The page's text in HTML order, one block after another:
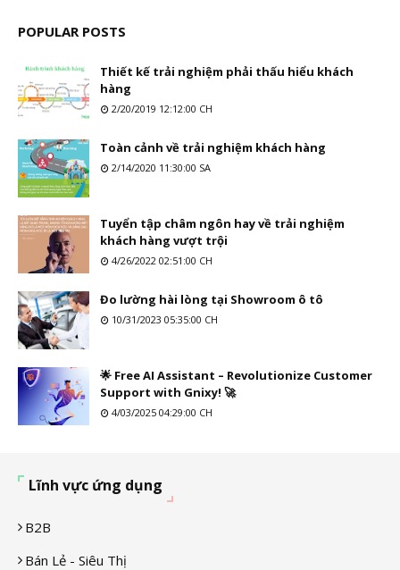
POPULAR POSTS
Thiết kế trải nghiệm phải thấu hiểu khách
hàng
2/20/2019 12:12:00 CH
Toàn cảnh về trải nghiệm khách hàng
2/14/2020 11:30:00 SA
Tuyển tập châm ngôn hay về trải nghiệm
khách hàng vượt trội
4/26/2022 02:51:00 CH
Đo lường hài lòng tại Showroom ô tô
10/31/2023 05:35:00 CH
🌟 Free AI Assistant – Revolutionize Customer
Support with Gnixy! 🚀
4/03/2025 04:29:00 CH
Lĩnh vực ứng dụng
B2B
Bán Lẻ - Siêu Thị